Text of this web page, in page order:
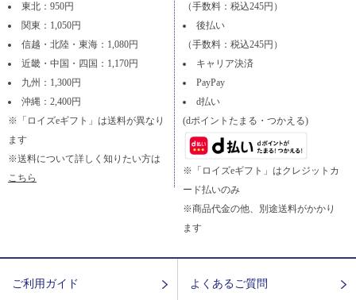
東北：950円
関東：1,050円
信越・北陸・東海：1,080円
近畿・中国・四国：1,170円
九州：1,300円
沖縄：2,400円
※「ロイズeギフト」は送料が異なり
ます
※送料について詳しく知りたい方は
こちら
（手数料：税込245円）
後払い
（手数料：税込245円）
キャリア決済
PayPay
d払い
(dポイントたまる・つかえる)
※「ロイズeギフト」はクレジットカ
ード払いのみ
※商品代金の他、別途送料がかかり
ます
ご利用ガイド よくあるご質問